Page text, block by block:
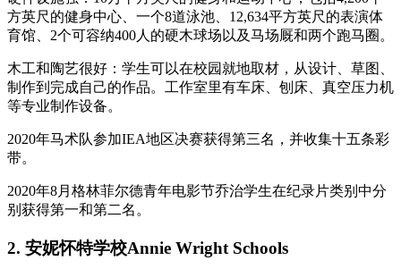
方英尺的健身中心、一个8道泳池、12,634平方英尺的表演体
育馆、2个可容纳400人的硬木球场以及马场厩和两个跑马圈。
木工和陶艺很好：学生可以在校园就地取材，从设计、草图、
制作到完成自己的作品。工作室里有车床、刨床、真空压力机
等专业制作设备。
2020年马术队参加IEA地区决赛获得第三名，并收集十五条彩
带。
2020年8月格林菲尔德青年电影节乔治学生在纪录片类别中分
别获得第一和第二名。
2. 安妮怀特学校Annie Wright Schools